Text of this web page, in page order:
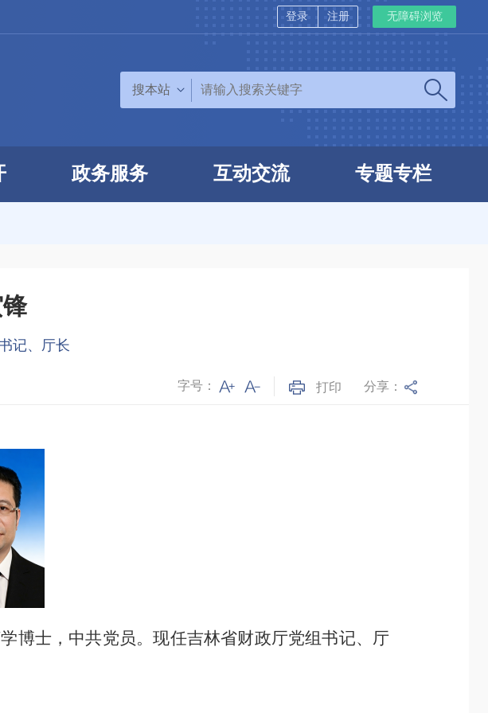
登录 注册 无障碍浏览
搜本站
政务服务 互动交流 专题专栏
记、厅长
字号： 打印 分享：
博士，中共党员。现任吉林省财政厅党组书记、 厅